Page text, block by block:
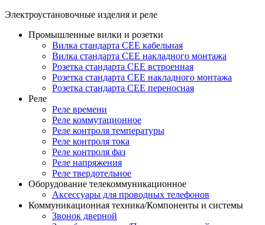
Электроустановочные изделия и реле
Промышленные вилки и розетки
Вилка стандарта CEE кабельная
Вилка стандарта CEE накладного монтажа
Розетка стандарта CEE встроенная
Розетка стандарта СЕЕ накладного монтажа
Розетка стандарта СЕЕ переносная
Реле
Реле времени
Реле коммутационное
Реле контроля температуры
Реле контроля тока
Реле контроля фаз
Реле напряжения
Реле твердотельное
Оборудование телекоммуникационное
Аксессуары для проводных телефонов
Коммуникационная техника/Компоненты и системы
Звонок дверной